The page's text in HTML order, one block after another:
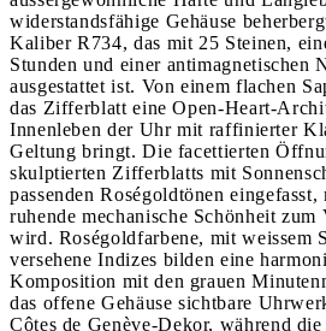
widerstandsfähige Gehäuse
Kaliber R734, das mit 25 Steinen,
Stunden und einer
ausgestattet ist. Von einem flachen
das Zifferblatt eine Open-Heart-
Innenleben der Uhr mit raffinierter
Geltung bringt. Die facettierten
skulptierten Zifferblatts mit
passenden Roségoldtönen
ruhende mechanische Schönheit zum
wird. Roségoldfarbene, mit weissem
versehene Indizes bilden eine
Komposition mit den grauen
das offene Gehäuse sichtbare
Côtes de Genève-Dekor, während